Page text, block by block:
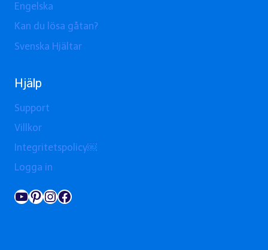
Engelska
Kan du lösa gåtan?
Svenska Hjältar
Hjälp
Support
Villkor
Integritetspolicy￼
Logga in
YouTube
Pinterest
Instagram
Facebook